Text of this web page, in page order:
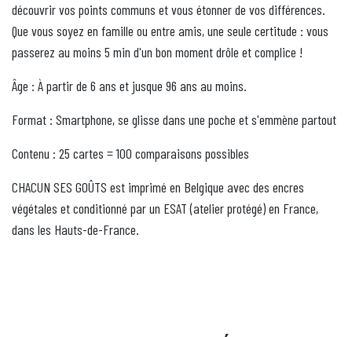
découvrir vos points communs et vous étonner de vos différences.
Que vous soyez en famille ou entre amis, une seule certitude : vous
passerez au moins 5 min d'un bon moment drôle et complice !
Âge : À partir de 6 ans et jusque 96 ans au moins.
Format : Smartphone, se glisse dans une poche et s'emmène partout
Contenu : 25 cartes = 100 comparaisons possibles
CHACUN SES GOÛTS est imprimé en Belgique avec des encres
végétales et conditionné par un ESAT (atelier protégé) en France,
dans les Hauts-de-France.